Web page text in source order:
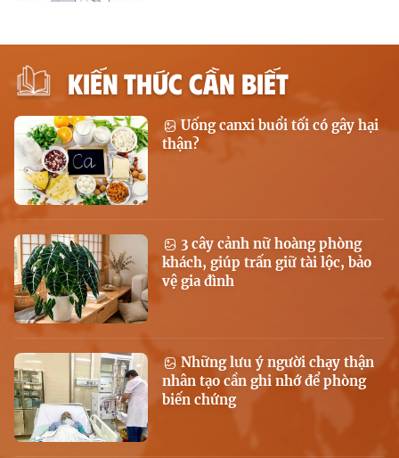
KIẾN THỨC CẦN BIẾT
Uống canxi buổi tối có gây hại
thận?
3 cây cảnh nữ hoàng phòng
khách, giúp trấn giữ tài lộc, bảo
vệ gia đình
Những lưu ý người chạy thận
nhân tạo cần ghi nhớ để phòng
biến chứng